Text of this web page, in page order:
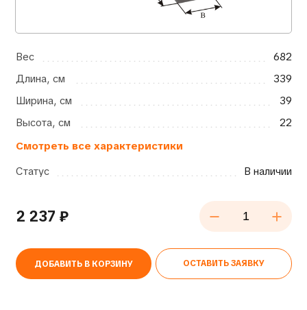
Вес
682
Длина, см
339
Ширина, см
39
Высота, см
22
Смотреть все характеристики
Статус
В наличии
2 237 ₽
ДОБАВИТЬ В КОРЗИНУ ОСТАВИТЬ ЗАЯВКУ